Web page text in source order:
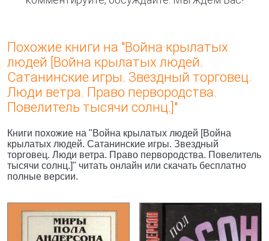
Похожие книги на "Война крылатых
людей [Война крылатых людей.
Сатанинские игры. Звездный торговец.
Люди ветра. Право первородства.
Повелитель тысячи солнц.]"
Книги похожие на "Война крылатых людей [Война
крылатых людей. Сатанинские игры. Звездный
торговец. Люди ветра. Право первородства. Повелитель
тысячи солнц.]" читать онлайн или скачать бесплатно
полные версии.